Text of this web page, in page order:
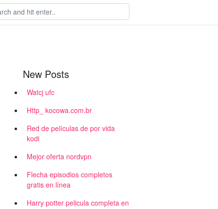
New Posts
Watcj ufc
Http_ kocowa.com.br
Red de películas de por vida
kodi
Mejor oferta nordvpn
Flecha episodios completos
gratis en línea
Harry potter pelicula completa en